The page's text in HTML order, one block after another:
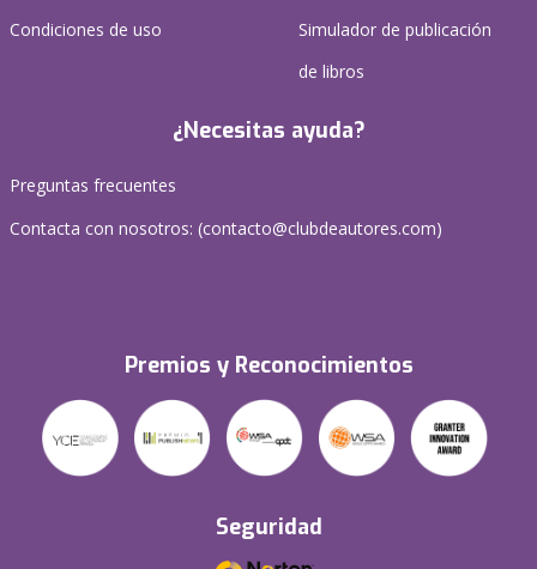
Condiciones de uso
Simulador de publicación
de libros
¿Necesitas ayuda?
Preguntas frecuentes
Contacta con nosotros: (contacto@clubdeautores.com)
Premios y Reconocimientos
Seguridad